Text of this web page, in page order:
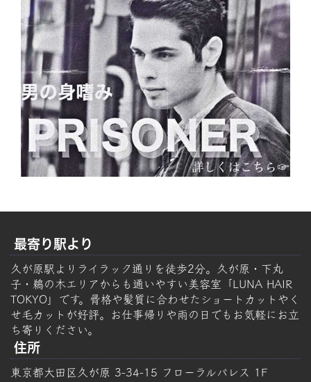
最寄り駅より
久が原駅よりライラック通りを徒歩2分。久が原・下丸
子・鵜の木エリアからも通いやすい美容室「LUNA HAIR
TOKYO」です。骨格や髪質に合わせたショートカットやく
せ毛カットが好評。お仕事帰りや雨の日でもお気軽にお立
ち寄りください。
住所
東京都大田区久が原 3-34-15 フローラルパレス 1F